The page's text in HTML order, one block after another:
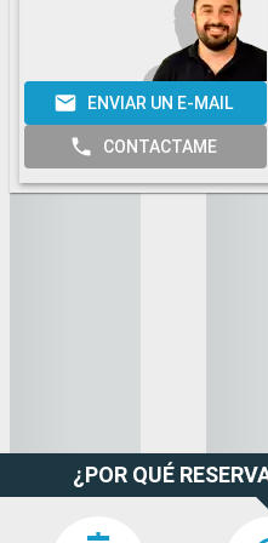
ENVIAR UN E-MAIL
CONTACTAME
¿POR QUÉ